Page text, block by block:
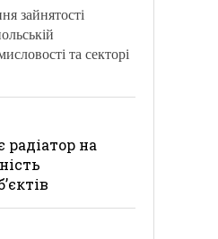
зайнятості
та секторі
на